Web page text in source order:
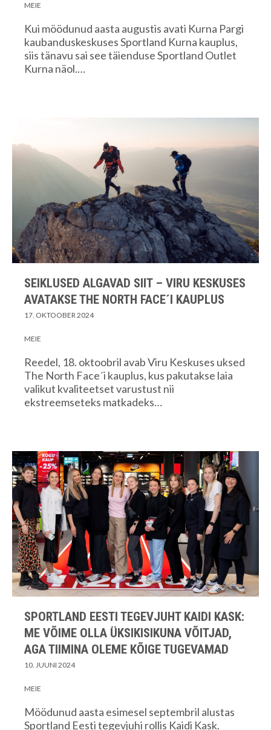
MEIE
Kui möödunud aasta augustis avati Kurna Pargi
kaubanduskeskuses Sportland Kurna kauplus,
siis tänavu sai see täienduse Sportland Outlet
Kurna näol.…
SEIKLUSED ALGAVAD SIIT – VIRU KESKUSES
AVATAKSE THE NORTH FACE´I KAUPLUS
17. OKTOOBER 2024
MEIE
Reedel, 18. oktoobril avab Viru Keskuses uksed
The North Face´i kauplus, kus pakutakse laia
valikut kvaliteetset varustust nii
ekstreemseteks matkadeks…
SPORTLAND EESTI TEGEVJUHT KAIDI KASK:
ME VÕIME OLLA ÜKSIKISIKUNA VÕITJAD,
AGA TIIMINA OLEME KÕIGE TUGEVAMAD
10. JUUNI 2024
MEIE
Möödunud aasta esimesel septembril alustas
Sportland Eesti tegevjuhi rollis Kaidi Kask.